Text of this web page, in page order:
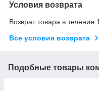
Условия возврата
Возврат товара в течение
Все условия возврата
Подобные товары